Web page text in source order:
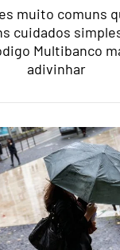
muito comuns
cuidados
Multibanco
adivinhar